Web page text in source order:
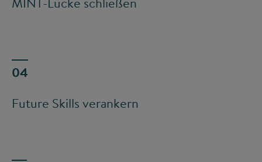
Future Skills verankern